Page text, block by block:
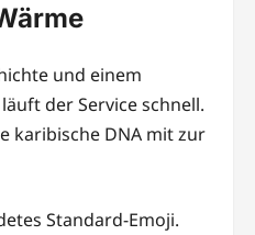
und einem
der Service schnell.
karibische DNA mit zur
Standard-Emoji.